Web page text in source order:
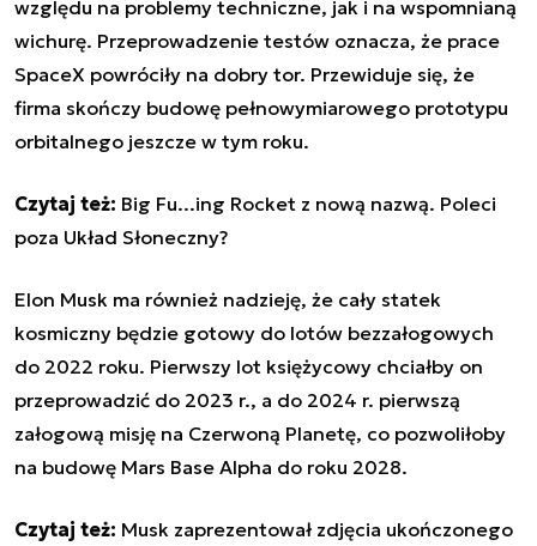
względu na problemy techniczne, jak i na wspomnianą
wichurę. Przeprowadzenie testów oznacza, że prace
SpaceX powróciły na dobry tor. Przewiduje się, że
firma skończy budowę pełnowymiarowego prototypu
orbitalnego jeszcze w tym roku.
Czytaj też: Big Fu...ing Rocket z nową nazwą. Poleci
poza Układ Słoneczny?
Elon Musk ma również nadzieję, że cały statek
kosmiczny będzie gotowy do lotów bezzałogowych
do 2022 roku. Pierwszy lot księżycowy chciałby on
przeprowadzić do 2023 r., a do 2024 r. pierwszą
załogową misję na Czerwoną Planetę, co pozwoliłoby
na budowę Mars Base Alpha do roku 2028.
Czytaj też: Musk zaprezentował zdjęcia ukończonego